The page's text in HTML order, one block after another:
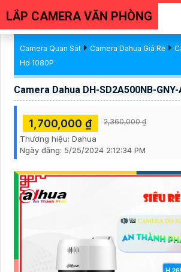
LẮP CAMERA VĂN PHÒNG
Camera Quan Sát Camera Dahua Giá Rẻ
Hd 1080P
Camera Dahua DH-SD2A500NB-
1,700,000 ₫ 2,360,000 ₫
Thương hiệu: Dahua
Ngày đăng: 5/25/2024 2:12:34 PM